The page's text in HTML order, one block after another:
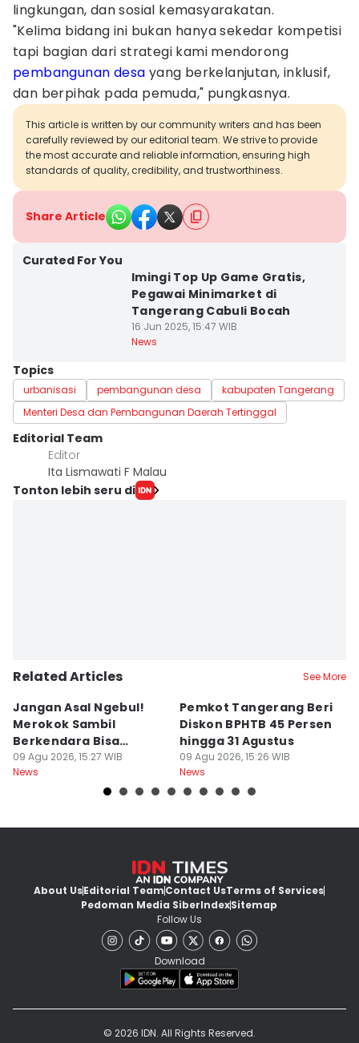
lingkungan, dan sosial kemasyarakatan.
"Kelima bidang ini bukan hanya sekedar kompetisi
tapi bagian dari strategi kami mendorong
pembangunan desa yang berkelanjutan, inklusif,
dan berpihak pada pemuda," pungkasnya.
This article is written by our community writers and has been
carefully reviewed by our editorial team. We strive to provide
the most accurate and reliable information, ensuring high
standards of quality, credibility, and trustworthiness.
Share Article
Curated For You
Imingi Top Up Game Gratis,
Pegawai Minimarket di
Tangerang Cabuli Bocah
16 Jun 2025, 15:47 WIB
News
Topics
urbanisasi pembangunan desa
kabupaten Tangerang
Menteri Desa dan Pembangunan Daerah Tertinggal
Editorial Team
Editor
Ita Lismawati F Malau
Tonton lebih seru di
Related Articles See More
Jangan Asal Ngebul!
Merokok Sambil
Berkendara Bisa
Didenda Rp750 Ribu
09 Agu 2026, 15:27 WIB
News
Pemkot Tangerang Beri
Diskon BPHTB 45 Persen
hingga 31 Agustus
09 Agu 2026, 15:26 WIB
News
About UsEditorial TeamContact UsTerms of Services
Pedoman Media SiberIndexSitemap
Follow Us
Download
© 2026 IDN. All Rights Reserved.